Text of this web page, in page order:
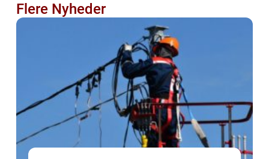
Flere Nyheder